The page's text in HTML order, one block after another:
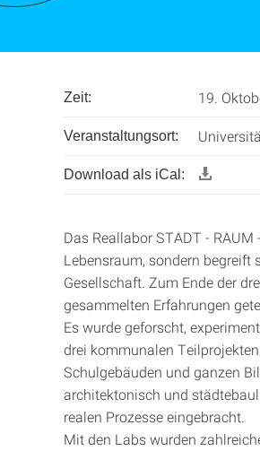
Zeit: 19.
Veranstaltungsort:
Download als iCal:
Das Reallabor STADT -
Lebensraum, sondern
Gesellschaft. Zum Ende der
gesammelten Erfahrungen
Es wurde geforscht,
drei kommunalen
Schulgebäuden und ganzen
architektonisch und
realen Prozesse eingebracht.
Mit den Labs wurden